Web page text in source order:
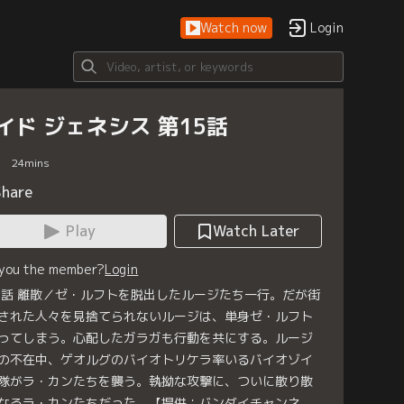
Watch now Login
ド ジェネシス 第15話
24mins
Play
Watch Later
the member?Login
離散／ゼ・ルフトを脱出したルージたち一行。だが街
れた人々を見捨てられないルージは、単身ゼ・ルフト
てしまう。心配したガラガも行動を共にする。ルージ
不在中、ゲオルグのバイオトリケラ率いるバイオゾイ
がラ・カンたちを襲う。執拗な攻撃に、ついに散り散